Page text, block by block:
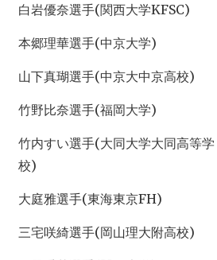
白岩優奈選手(関西大学KFSC)
本郷理華選手(中京大学)
山下真瑚選手(中京大中京高校)
竹野比奈選手(福岡大学)
竹内すい選手(大同大学大同高等学
校)
大庭雅選手(東海東京FH)
三宅咲綺選手(岡山理大附高校)